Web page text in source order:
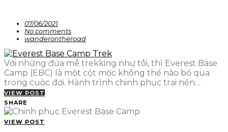
07/06/2021
No comments
wanderontheroad
Với những đứa mê trekking như tôi, thì Everest Base
Camp (EBC) là một cột mốc không thể nào bỏ qua
trong cuộc đời. Hành trình chinh phục trại nền…
VIEW POST
SHARE
VIEW POST